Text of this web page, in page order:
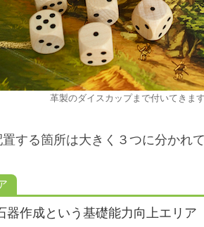
革製のダイスカップまで付いてきます
する箇所は大きく３つに分かれて
作成という基礎能力向上エリア